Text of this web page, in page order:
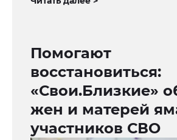
Помогают
восстановиться:
«Свои.Близкие»
жен и матерей
участников СВО